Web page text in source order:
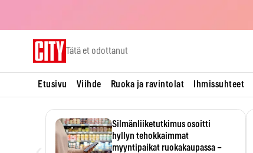
Tätä et odottanut
Etusivu Viihde Ruoka ja ravintolat Ihmissuhteet
Silmänliiketutkimus osoitti
hyllyn tehokkaimmat
myyntipaikat ruokakaupassa –